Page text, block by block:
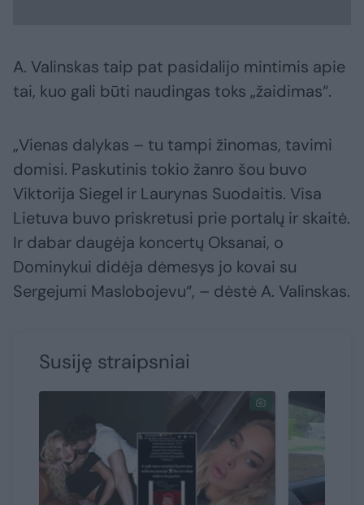
A. Valinskas taip pat pasidalijo mintimis apie
tai, kuo gali būti naudingas toks „žaidimas“.
„Vienas dalykas – tu tampi žinomas, tavimi
domisi. Paskutinis tokio žanro šou buvo
Viktorija Siegel ir Laurynas Suodaitis. Visa
Lietuva buvo priskretusi prie portalų ir skaitė.
Ir dabar daugėja koncertų Oksanai, o
Dominykui didėja dėmesys jo kovai su
Sergejumi Maslobojevu“, – dėstė A. Valinskas.
Susiję straipsniai